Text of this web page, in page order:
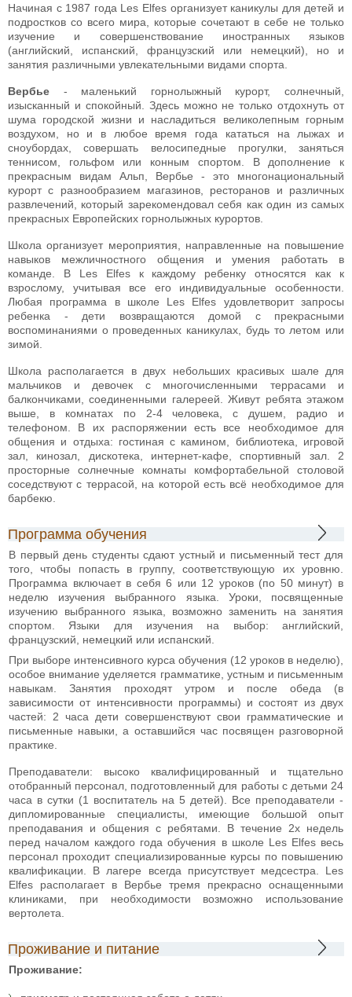
Начиная с 1987 года Les Elfes организует каникулы для детей и
подростков со всего мира, которые сочетают в себе не только
изучение и совершенствование иностранных языков
(английский, испанский, французский или немецкий), но и
занятия различными увлекательными видами спорта.
Вербье - маленький горнолыжный курорт, солнечный,
изысканный и спокойный. Здесь можно не только отдохнуть от
шума городской жизни и насладиться великолепным горным
воздухом, но и в любое время года кататься на лыжах и
сноубордах, совершать велосипедные прогулки, заняться
теннисом, гольфом или конным спортом. В дополнение к
прекрасным видам Альп, Вербье - это многонациональный
курорт с разнообразием магазинов, ресторанов и различных
развлечений, который зарекомендовал себя как один из самых
прекрасных Европейских горнолыжных курортов.
Школа организует мероприятия, направленные на повышение
навыков межличностного общения и умения работать в
команде. В Les Elfes к каждому ребенку относятся как к
взрослому, учитывая все его индивидуальные особенности.
Любая программа в школе Les Elfes удовлетворит запросы
ребенка - дети возвращаются домой с прекрасными
воспоминаниями о проведенных каникулах, будь то летом или
зимой.
Школа располагается в двух небольших красивых шале для
мальчиков и девочек с многочисленными террасами и
балкончиками, соединенными галереей. Живут ребята этажом
выше, в комнатах по 2-4 человека, с душем, радио и
телефоном. В их распоряжении есть все необходимое для
общения и отдыха: гостиная с камином, библиотека, игровой
зал, кинозал, дискотека, интернет-кафе, спортивный зал. 2
просторные солнечные комнаты комфортабельной столовой
соседствуют с террасой, на которой есть всё необходимое для
барбекю.
Программа обучения
В первый день студенты сдают устный и письменный тест для
того, чтобы попасть в группу, соответствующую их уровню.
Программа включает в себя 6 или 12 уроков (по 50 минут) в
неделю изучения выбранного языка. Уроки, посвященные
изучению выбранного языка, возможно заменить на занятия
спортом. Языки для изучения на выбор: английский,
французский, немецкий или испанский.
При выборе интенсивного курса обучения (12 уроков в неделю),
особое внимание уделяется грамматике, устным и письменным
навыкам. Занятия проходят утром и после обеда (в
зависимости от интенсивности программы) и состоят из двух
частей: 2 часа дети совершенствуют свои грамматические и
письменные навыки, а оставшийся час посвящен разговорной
практике.
Преподаватели: высоко квалифицированный и тщательно
отобранный персонал, подготовленный для работы с детьми 24
часа в сутки (1 воспитатель на 5 детей). Все преподаватели -
дипломированные специалисты, имеющие большой опыт
преподавания и общения с ребятами. В течение 2х недель
перед началом каждого года обучения в школе Les Elfes весь
персонал проходит специализированные курсы по повышению
квалификации. В лагере всегда присутствует медсестра. Les
Elfes располагает в Вербье тремя прекрасно оснащенными
клиниками, при необходимости возможно использование
вертолета.
Проживание и питание
Проживание: